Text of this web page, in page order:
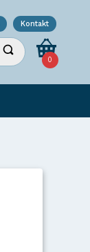
Kontakt
Udfør søgning
0